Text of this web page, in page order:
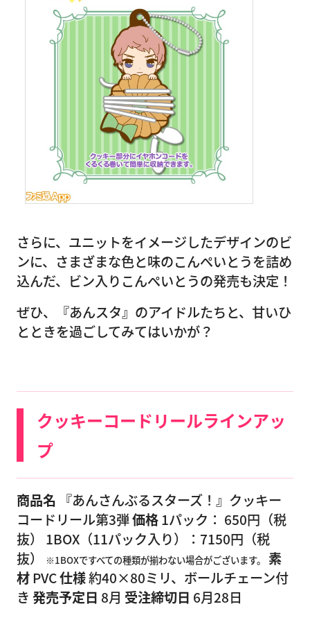
さらに、ユニットをイメージしたデザインのビ
ンに、さまざまな色と味のこんぺいとうを詰め
込んだ、ビン入りこんぺいとうの発売も決定！
ぜひ、『あんスタ』のアイドルたちと、甘いひ
とときを過ごしてみてはいかが？
クッキーコードリールラインアッ
プ
商品名 『あんさんぶるスターズ！』クッキー
コードリール第3弾価格1パック： 650円（税
抜） 1BOX（11パック入り）：7150円（税
抜）
※1BOXですべての種類が揃わない場合がございます。
素
材PVC仕様約40×80ミリ、ボールチェーン付
き 発売予定日 8月 受注締切日 6月28日